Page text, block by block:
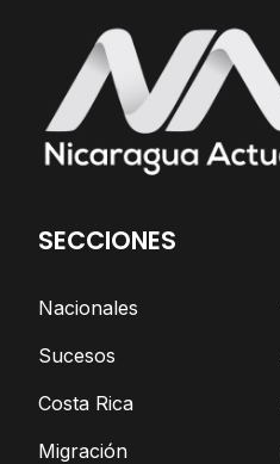
SECCIONES
Nacionales
Sucesos
Costa Rica
Migración